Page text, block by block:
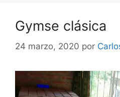
Gymse clásica
24 marzo, 2020 por